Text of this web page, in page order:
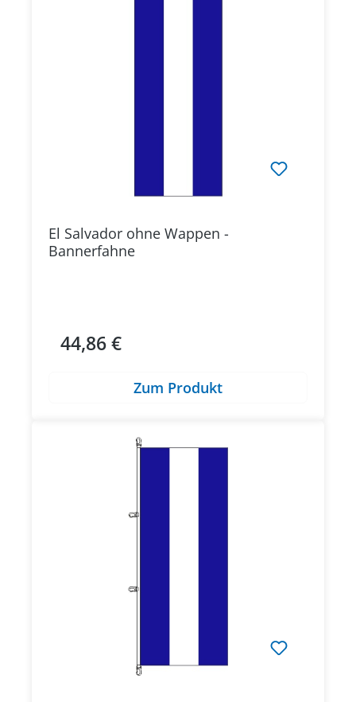
El Salvador ohne Wappen -
Bannerfahne
Regulärer Preis:
44,86 €
Zum Produkt